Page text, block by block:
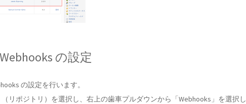
の設定
の設定を行います。
リポジトリ）を選択し、右上の歯車プルダウンから「Webhooks」を選択し